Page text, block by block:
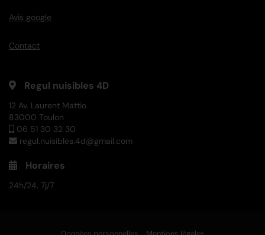
Avis google
Contact
Regul nuisibles 4D
12 Av. Laurent Mattio
83000 Toulon
06 51 30 32 30
regul.nuisibles.4d@gmail.com
Horaires
24h/24, 7j/7